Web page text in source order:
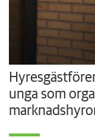
unga som